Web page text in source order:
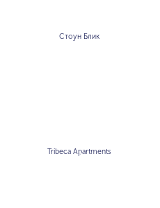
Стоун Блик
Tribeca Apartments